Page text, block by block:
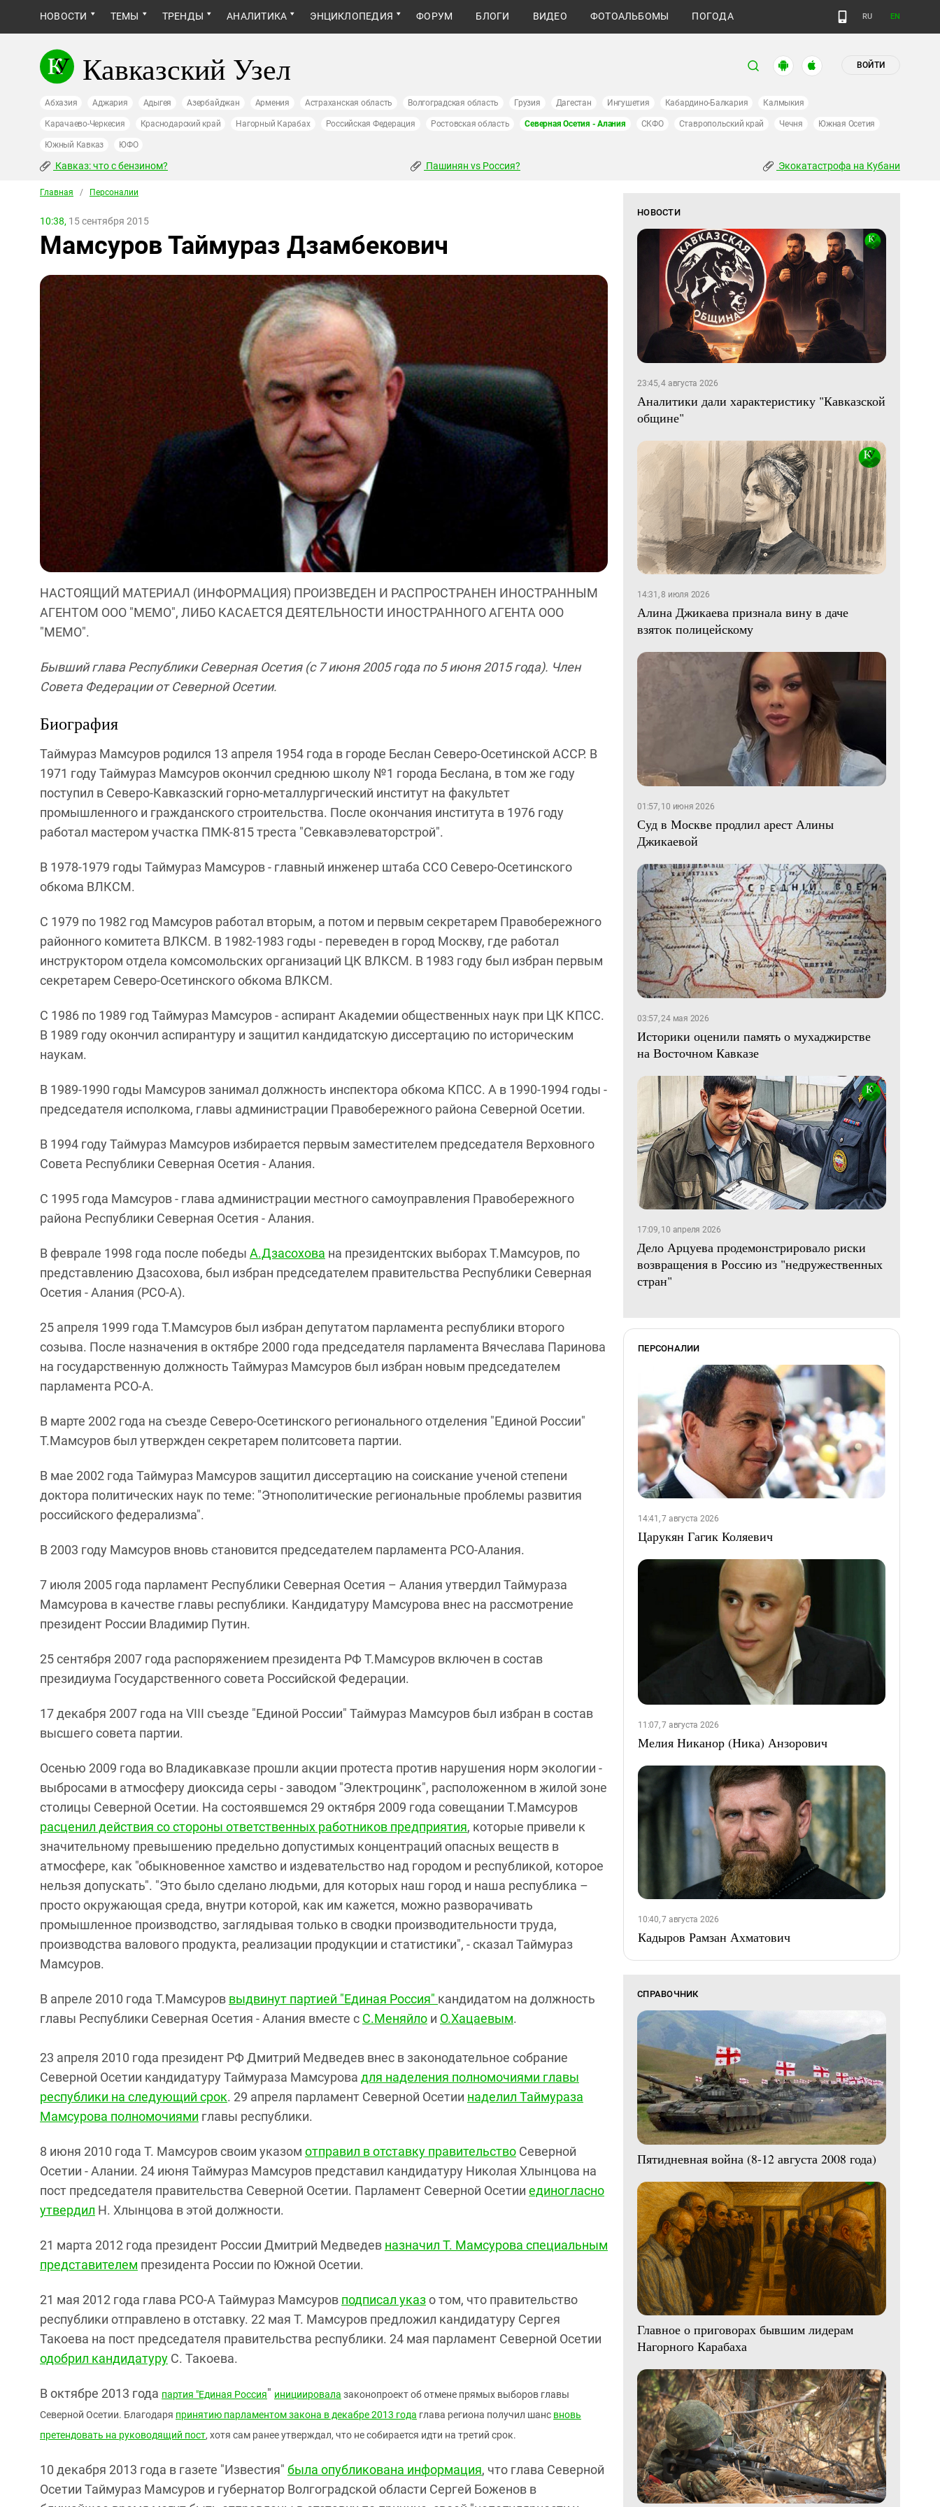
НОВОСТИ ТЕМЫ ТРЕНДЫ АНАЛИТИКА ЭНЦИКЛОПЕДИЯ ФОРУМ БЛОГИ ВИДЕО ФОТОАЛЬБОМЫ ПОГОДА RU EN
Кавказский Узел ВОЙТИ
Абхазия Аджария Адыгея Азербайджан Армения Астраханская область Волгоградская область Грузия Дагестан Ингушетия Кабардино-Балкария Калмыкия
Карачаево-Черкесия Краснодарский край Нагорный Карабах Российская Федерация Ростовская область Северная Осетия - Алания СКФО Ставропольский край Чечня Южная Осетия
Южный Кавказ ЮФО
Кавказ: что с бензином? Пашинян vs Россия? Экокатастрофа на Кубани
Главная / Персоналии
10:38, 15 сентября 2015
Мамсуров Таймураз Дзамбекович
НАСТОЯЩИЙ МАТЕРИАЛ (ИНФОРМАЦИЯ) ПРОИЗВЕДЕН И РАСПРОСТРАНЕН ИНОСТРАННЫМ
АГЕНТОМ ООО "МЕМО", ЛИБО КАСАЕТСЯ ДЕЯТЕЛЬНОСТИ ИНОСТРАННОГО АГЕНТА ООО
"МЕМО".
Бывший глава Республики Северная Осетия (с 7 июня 2005 года по 5 июня 2015 года). Член
Совета Федерации от Северной Осетии.
Биография
Таймураз Мамсуров родился 13 апреля 1954 года в городе Беслан Северо-Осетинской АССР. В
1971 году Таймураз Мамсуров окончил среднюю школу №1 города Беслана, в том же году
поступил в Северо-Кавказский горно-металлургический институт на факультет
промышленного и гражданского строительства. После окончания института в 1976 году
работал мастером участка ПМК-815 треста "Севкавэлеваторстрой".
В 1978-1979 годы Таймураз Мамсуров - главный инженер штаба ССО Северо-Осетинского
обкома ВЛКСМ.
С 1979 по 1982 год Мамсуров работал вторым, а потом и первым секретарем Правобережного
районного комитета ВЛКСМ. В 1982-1983 годы - переведен в город Москву, где работал
инструктором отдела комсомольских организаций ЦК ВЛКСМ. В 1983 году был избран первым
секретарем Северо-Осетинского обкома ВЛКСМ.
С 1986 по 1989 год Таймураз Мамсуров - аспирант Академии общественных наук при ЦК КПСС.
В 1989 году окончил аспирантуру и защитил кандидатскую диссертацию по историческим
наукам.
В 1989-1990 годы Мамсуров занимал должность инспектора обкома КПСС. А в 1990-1994 годы -
председателя исполкома, главы администрации Правобережного района Северной Осетии.
В 1994 году Таймураз Мамсуров избирается первым заместителем председателя Верховного
Совета Республики Северная Осетия - Алания.
С 1995 года Мамсуров - глава администрации местного самоуправления Правобережного
района Республики Северная Осетия - Алания.
В феврале 1998 года после победы А.Дзасохова на президентских выборах Т.Мамсуров, по
представлению Дзасохова, был избран председателем правительства Республики Северная
Осетия - Алания (РСО-А).
25 апреля 1999 года Т.Мамсуров был избран депутатом парламента республики второго
созыва. После назначения в октябре 2000 года председателя парламента Вячеслава Паринова
на государственную должность Таймураз Мамсуров был избран новым председателем
парламента РСО-А.
В марте 2002 года на съезде Северо-Осетинского регионального отделения "Единой России"
Т.Мамсуров был утвержден секретарем политсовета партии.
В мае 2002 года Таймураз Мамсуров защитил диссертацию на соискание ученой степени
доктора политических наук по теме: "Этнополитические региональные проблемы развития
российского федерализма".
В 2003 году Мамсуров вновь становится председателем парламента РСО-Алания.
7 июля 2005 года парламент Республики Северная Осетия – Алания утвердил Таймураза
Мамсурова в качестве главы республики. Кандидатуру Мамсурова внес на рассмотрение
президент России Владимир Путин.
25 сентября 2007 года распоряжением президента РФ Т.Мамсуров включен в состав
президиума Государственного совета Российской Федерации.
17 декабря 2007 года на VIII съезде "Единой России" Таймураз Мамсуров был избран в состав
высшего совета партии.
Осенью 2009 года во Владикавказе прошли акции протеста против нарушения норм экологии -
выбросами в атмосферу диоксида серы - заводом "Электроцинк", расположенном в жилой зоне
столицы Северной Осетии. На состоявшемся 29 октября 2009 года совещании Т.Мамсуров
расценил действия со стороны ответственных работников предприятия, которые привели к
значительному превышению предельно допустимых концентраций опасных веществ в
атмосфере, как "обыкновенное хамство и издевательство над городом и республикой, которое
нельзя допускать". "Это было сделано людьми, для которых наш город и наша республика –
просто окружающая среда, внутри которой, как им кажется, можно разворачивать
промышленное производство, заглядывая только в сводки производительности труда,
производства валового продукта, реализации продукции и статистики", - сказал Таймураз
Мамсуров.
В апреле 2010 года Т.Мамсуров выдвинут партией "Единая Россия" кандидатом на должность
главы Республики Северная Осетия - Алания вместе с С.Меняйло и О.Хацаевым.
23 апреля 2010 года президент РФ Дмитрий Медведев внес в законодательное собрание
Северной Осетии кандидатуру Таймураза Мамсурова для наделения полномочиями главы
республики на следующий срок. 29 апреля парламент Северной Осетии наделил Таймураза
Мамсурова полномочиями главы республики.
8 июня 2010 года Т. Мамсуров своим указом отправил в отставку правительство Северной
Осетии - Алании. 24 июня Таймураз Мамсуров представил кандидатуру Николая Хлынцова на
пост председателя правительства Северной Осетии. Парламент Северной Осетии единогласно
утвердил Н. Хлынцова в этой должности.
21 марта 2012 года президент России Дмитрий Медведев назначил Т. Мамсурова специальным
представителем президента России по Южной Осетии.
21 мая 2012 года глава РСО-А Таймураз Мамсуров подписал указо том, что правительство
республики отправлено в отставку. 22 мая Т. Мамсуров предложил кандидатуру Сергея
Такоева на пост председателя правительства республики. 24 мая парламент Северной Осетии
одобрил кандидатуру С. Такоева.
В октябре 2013 года партия "Единая Россия" инициировала законопроект об отмене прямых выборов главы
Северной Осетии. Благодаря принятию парламентом закона в декабре 2013 года глава региона получил шанс вновь
претендовать на руководящий пост, хотя сам ранее утверждал, что не собирается идти на третий срок.
10 декабря 2013 года в газете "Известия" была опубликована информация, что глава Северной
Осетии Таймураз Мамсуров и губернатор Волгоградской области Сергей Боженов в
НОВОСТИ
23:45, 4 августа 2026
Аналитики дали характеристику "Кавказской
общине"
14:31, 8 июля 2026
Алина Джикаева признала вину в даче
взяток полицейскому
01:57, 10 июня 2026
Суд в Москве продлил арест Алины
Джикаевой
03:57, 24 мая 2026
Историки оценили память о мухаджирстве
на Восточном Кавказе
17:09, 10 апреля 2026
Дело Арцуева продемонстрировало риски
возвращения в Россию из "недружественных
стран"
ПЕРСОНАЛИИ
14:41, 7 августа 2026
Царукян Гагик Коляевич
11:07, 7 августа 2026
Мелия Никанор (Ника) Анзорович
10:40, 7 августа 2026
Кадыров Рамзан Ахматович
СПРАВОЧНИК
Пятидневная война (8-12 августа 2008 года)
Главное о приговорах бывшим лидерам
Нагорного Карабаха